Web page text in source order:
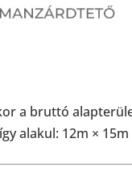
a bruttó
alakul: 12m × 15m